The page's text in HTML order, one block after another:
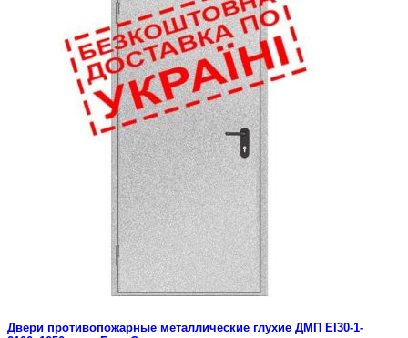
Двери противопожарные металлические глухие ДМП ЕІ30-1-